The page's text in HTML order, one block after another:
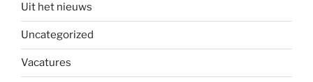
Uit het nieuws
Uncategorized
Vacatures